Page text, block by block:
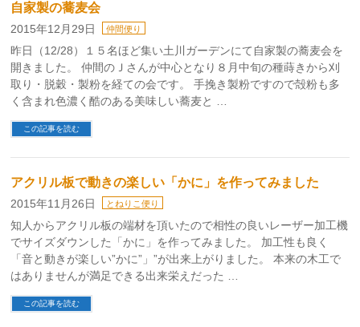
自家製の蕎麦会
2015年12月29日 仲間便り
昨日（12/28）１５名ほど集い土川ガーデンにて自家製の蕎麦会を
開きました。 仲間のＪさんが中心となり８月中旬の種蒔きから刈
取り・脱穀・製粉を経ての会です。 手挽き製粉ですので殻粉も多
く含まれ色濃く酷のある美味しい蕎麦と …
この記事を読む
アクリル板で動きの楽しい「かに」を作ってみました
2015年11月26日 とねりこ便り
知人からアクリル板の端材を頂いたので相性の良いレーザー加工機
でサイズダウンした「かに」を作ってみました。 加工性も良く
「音と動きが楽しい”かに”」”が出来上がりました。 本来の木工で
はありませんが満足できる出来栄えだった …
この記事を読む